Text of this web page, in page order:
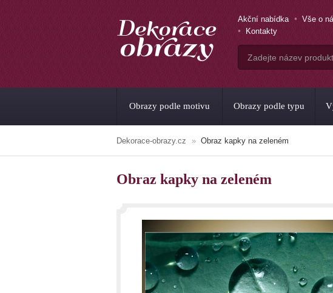
Akční nabídka Vše o
Kontakty
Obrazy podle motivu Obrazy podle typu
Dekorace-obrazy.cz Obraz kapky na zeleném
Obraz kapky na zeleném